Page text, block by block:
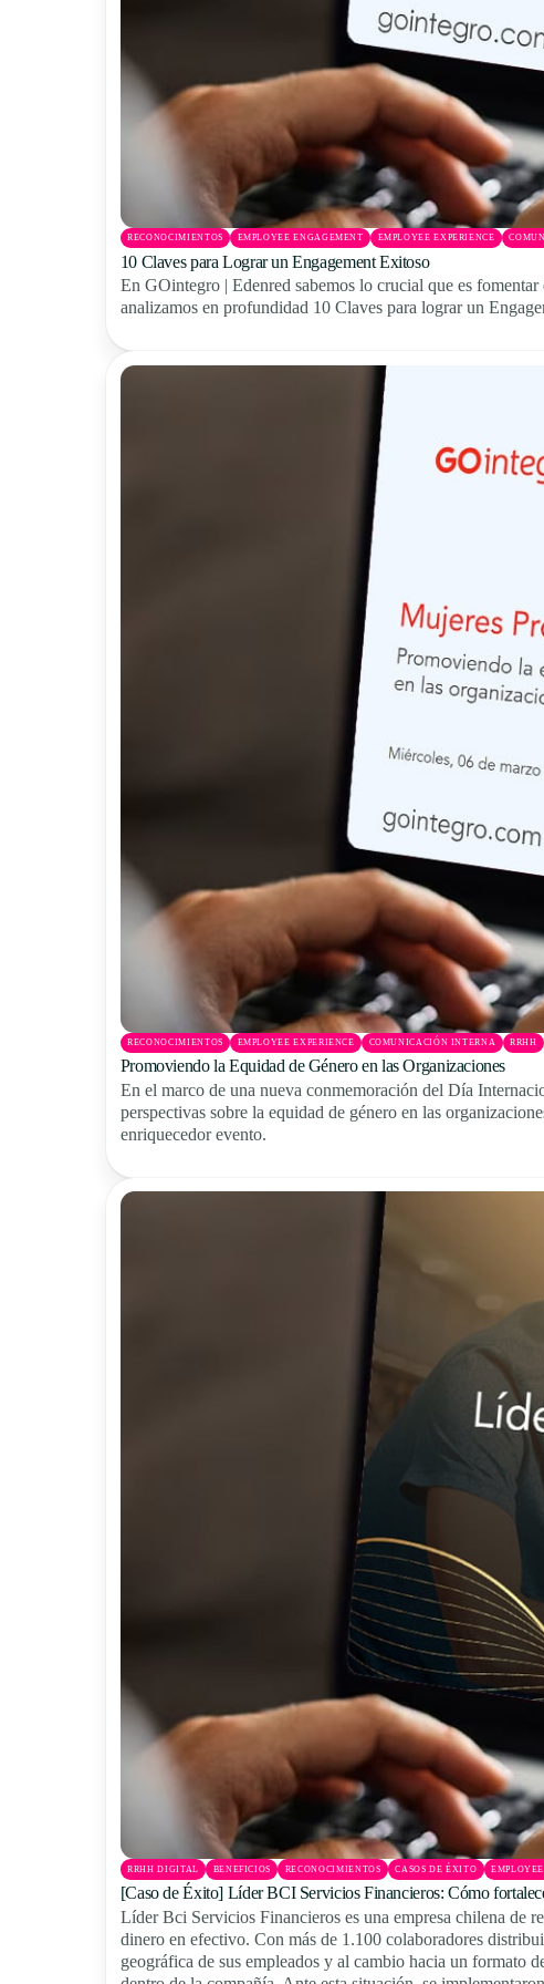
RECONOCIMIENTOS EMPLOYEE ENGAGEMENT EMPLOYEE EXPERIENCE
10 Claves para Lograr un Engagement Exitoso
En GOintegro | Edenred sabemos lo crucial que es
analizamos en profundidad 10 Claves para lograr un
RECONOCIMIENTOS EMPLOYEE EXPERIENCE COMUNICACIÓN INTERNA RRHH
Promoviendo la Equidad de Género en las Organizaciones
En el marco de una nueva conmemoración del Día
perspectivas sobre la equidad de género en las
enriquecedor evento.
RRHH DIGITAL BENEFICIOS RECONOCIMIENTOS CASOS DE ÉXITO
[Caso de Éxito] Líder BCI Servicios Financieros: Cómo
Líder Bci Servicios Financieros es una empresa chilena de
dinero en efectivo. Con más de 1.100 colaboradores
geográfica de sus empleados y al cambio hacia un formato